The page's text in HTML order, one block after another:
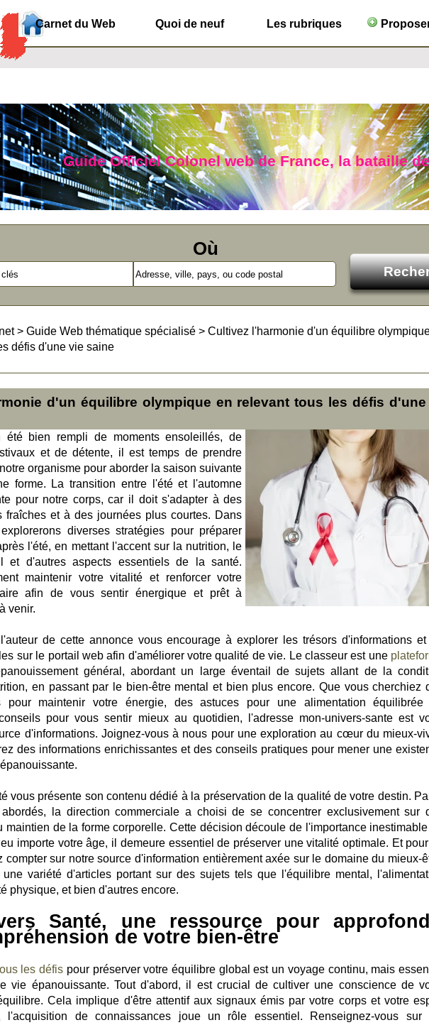
Carnet du Web Quoi de neuf Les rubriques
Guide Officiel Colonel web de France, la bataille
Où
> Guide Web thématique spécialisé > Cultivez l'harmonie d'un équilibre
défis d'une vie saine
d'un équilibre olympique en relevant tous les défis d'une
été bien rempli de moments ensoleillés, de
et de détente, il est temps de prendre
organisme pour aborder la saison suivante
forme. La transition entre l'été et l'automne
pour notre corps, car il doit s'adapter à des
fraîches et à des journées plus courtes. Dans
diverses stratégies pour préparer
l'été, en mettant l'accent sur la nutrition, le
et d'autres aspects essentiels de la santé.
maintenir votre vitalité et renforcer votre
afin de vous sentir énergique et prêt à
venir.
de cette annonce vous encourage à explorer les trésors d'informations
sur le portail web afin d'améliorer votre qualité de vie. Le classeur est une
général, abordant un large éventail de sujets allant de la
en passant par le bien-être mental et bien plus encore. Que vous cherchiez
pour maintenir votre énergie, des astuces pour une alimentation équilibrée
pour vous sentir mieux au quotidien, l'adresse mon-univers-sante est
d'informations. Joignez-vous à nous pour une exploration au cœur du mieux-
des informations enrichissantes et des conseils pratiques pour mener une
vous présente son contenu dédié à la préservation de la qualité de votre destin.
la direction commerciale a choisi de se concentrer exclusivement sur
maintien de la forme corporelle. Cette décision découle de l'importance
importe votre âge, il demeure essentiel de préserver une vitalité optimale. Et
compter sur notre source d'information entièrement axée sur le domaine du mieux-
variété d'articles portant sur des sujets tels que l'équilibre mental,
physique, et bien d'autres encore.
Santé, une ressource pour
de votre bien-être
les défis pour préserver votre équilibre global est un voyage continu, mais
vie épanouissante. Tout d'abord, il est crucial de cultiver une conscience de
Cela implique d'être attentif aux signaux émis par votre corps et votre
l'acquisition de connaissances joue un rôle essentiel. Renseignez-vous sur